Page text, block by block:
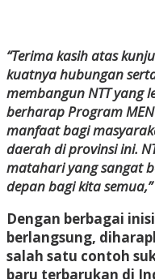
“Terima kasih atas
kuatnya hubungan
membangun NTT yang
berharap Program
manfaat bagi
daerah di provinsi ini.
matahari yang sangat
depan bagi kita semua,”
Dengan berbagai
berlangsung,
salah satu contoh
baru terbarukan di